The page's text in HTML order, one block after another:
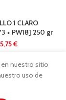
1 CLARO
+ PW18] 250 gr
€
nuestro sitio
uso de